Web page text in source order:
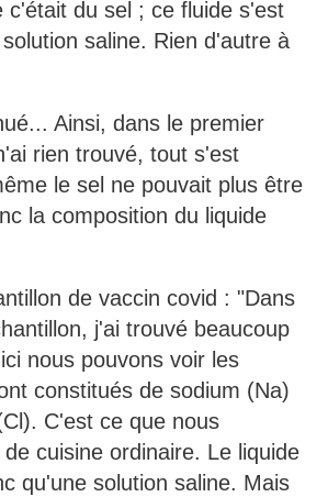
c'était du sel ; ce fluide s'est
saline. Rien d'autre à
Ainsi, dans le premier
rien trouvé, tout s'est
le sel ne pouvait plus être
la composition du liquide
de vaccin covid : "Dans
j'ai trouvé beaucoup
nous pouvons voir les
constitués de sodium (Na)
C'est ce que nous
cuisine ordinaire. Le liquide
qu'une solution saline. Mais